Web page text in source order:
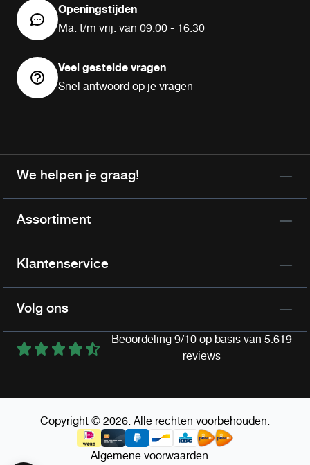
Openingstijden
Ma. t/m vrij. van 09:00 - 16:30
Veel gestelde vragen
Snel antwoord op je vragen
We helpen je graag!
Assortiment
Klantenservice
Volg ons
Beoordeling 9/10 op basis van 5.619
reviews
Copyright © 2026. Alle rechten voorbehouden.
Algemene voorwaarden